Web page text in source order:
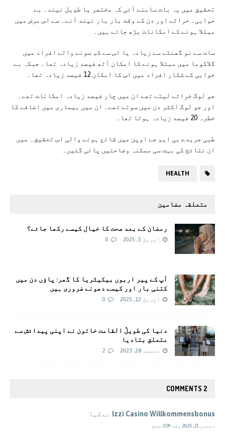
تحقیق میں یہ بات سامنے آئی کہ مختصر یا طویل نیند۔ بے
خوابی۔ خراٹے اور دن کے وقت بار بار نیند آنے۔ سے اس مرض میں
مبتلا ہونے کے امکانات بڑھ جاتے ہیں۔
سات سے نو گھنٹے سے زیادہ یا اس سے کم سونے والے افراد میں
گلاکوما میں مبتلا ہونے کا امکان آٹھ فیصد زیادہ تھا۔ جبکہ بے
خوابی کے شکار افراد میں اس کا امکان 12 فیصد زیادہ تھا۔
جو لوگ خراٹے لیتے تھے ان میں چار فیصد زیادہ امکانات تھے۔
اور جو لوگ اکثر دن میں سوتے تھے۔ ان میں بیماری میں اضافے کا
خطرہ 20 فیصد زیادہ ہوتا تھا۔
طبی جریدے بی ایم جے اوپن میں شائع ہونے والی اس تحقیق۔ میں
ان نتائج کی بہت سی ممکنہ وضاحتیں پائی گئیں۔
HEALTH
متعلقہ مضامین
رمضان کے بعد صحت کا خیال کیسے رکھا جائے؟
اپریل 5, 2025 0
آپ کے پیر اربوں بیکیٹریا کا گھر: پاؤں دن میں
کتنی بار اور کیسے دھونے ضروری ہیں
اپریل 12, 2025 0
دنیا کی طویلُ القامت خاتون نے اپنی پیدائش سے
متعلق بتادیا
دسمبر 28, 2023 2
2 COMMENTS
Izzi Casino Willkommensbonus نے کہا:
دسمبر 21, 2025 وقت 3:09 صبح